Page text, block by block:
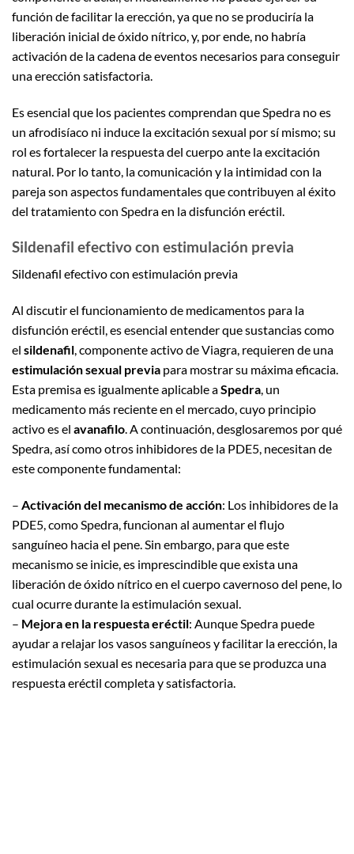
función de facilitar la erección, ya que no se produciría la
liberación inicial de óxido nítrico, y, por ende, no habría
activación de la cadena de eventos necesarios para conseguir
una erección satisfactoria.
Es esencial que los pacientes comprendan que Spedra no es
un afrodisíaco ni induce la excitación sexual por sí mismo; su
rol es fortalecer la respuesta del cuerpo ante la excitación
natural. Por lo tanto, la comunicación y la intimidad con la
pareja son aspectos fundamentales que contribuyen al éxito
del tratamiento con Spedra en la disfunción eréctil.
Sildenafil efectivo con estimulación previa
Sildenafil efectivo con estimulación previa
Al discutir el funcionamiento de medicamentos para la
disfunción eréctil, es esencial entender que sustancias como
el sildenafil, componente activo de Viagra, requieren de una
estimulación sexual previa para mostrar su máxima eficacia.
Esta premisa es igualmente aplicable aSpedra, un
medicamento más reciente en el mercado, cuyo principio
activo es el avanafilo. A continuación, desglosaremos por qué
Spedra, así como otros inhibidores de la PDE5, necesitan de
este componente fundamental:
– Activación del mecanismo de acción: Los inhibidores de la
PDE5, como Spedra, funcionan al aumentar el flujo
sanguíneo hacia el pene. Sin embargo, para que este
mecanismo se inicie, es imprescindible que exista una
liberación de óxido nítrico en el cuerpo cavernoso del pene, lo
cual ocurre durante la estimulación sexual.
– Mejora en la respuesta eréctil: Aunque Spedra puede
ayudar a relajar los vasos sanguíneos y facilitar la erección, la
estimulación sexual es necesaria para que se produzca una
respuesta eréctil completa y satisfactoria.